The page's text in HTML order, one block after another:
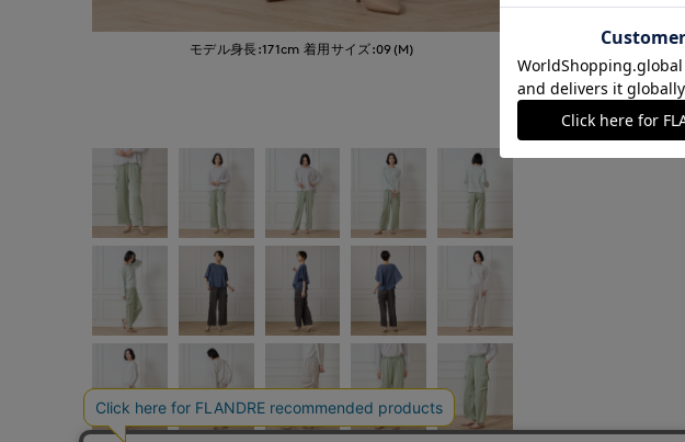
モデル身長:171cm 着用サイズ:09(M)
￥7,260 (税込)